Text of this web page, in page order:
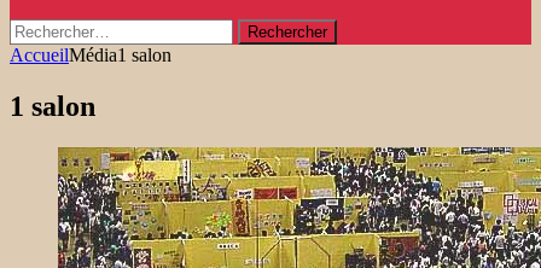
Rechercher :
AccueilMédia1 salon
1 salon